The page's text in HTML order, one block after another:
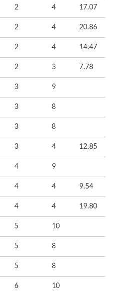
2 4 17.07
2 4 20.86
2 4 14.47
2 3 7.78
3 9
3 8
3 8
3 4 12.85
4 9
4 4 9.54
4 4 19.80
5 10
5 8
5 8
6 10